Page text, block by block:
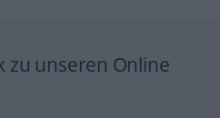
zu unseren Online